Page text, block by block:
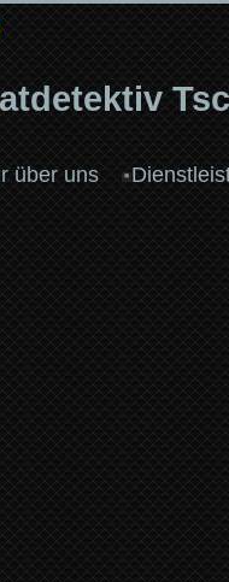
über uns